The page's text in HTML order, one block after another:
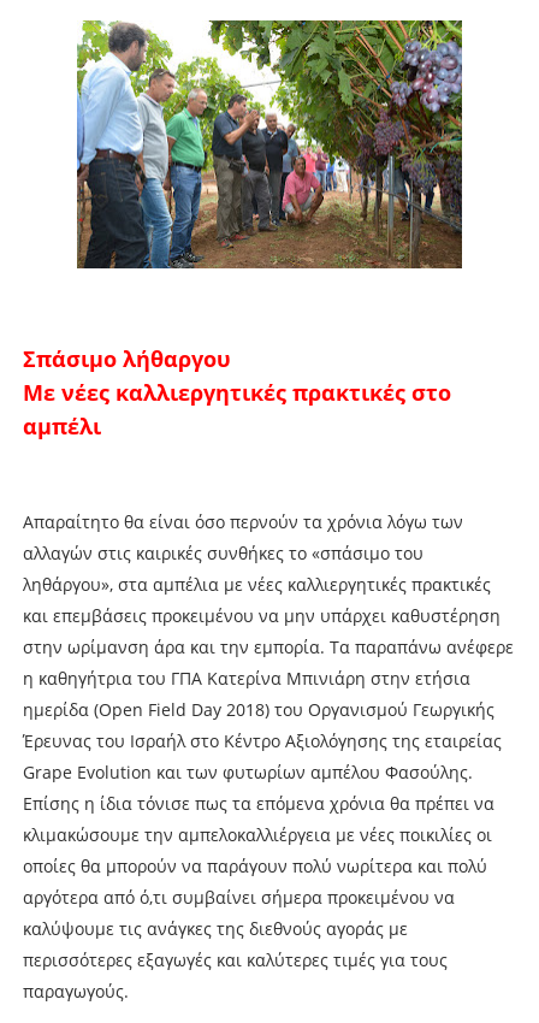
Σπάσιµο λήθαργου
Με νέες καλλιεργητικές πρακτικές στο
αµπέλι
Απαραίτητο θα είναι όσο περνούν τα χρόνια λόγω των
αλλαγών στις καιρικές συνθήκες το «σπάσιµο του
ληθάργου», στα αµπέλια µε νέες καλλιεργητικές πρακτικές
και επεµβάσεις προκειµένου να µην υπάρχει καθυστέρηση
στην ωρίµανση άρα και την εµπορία. Τα παραπάνω ανέφερε
η καθηγήτρια του ΓΠΑ Κατερίνα Μπινιάρη στην ετήσια
ηµερίδα (Open Field Day 2018) του Οργανισµού Γεωργικής
Έρευνας του Ισραήλ στο Κέντρο Αξιολόγησης της εταιρείας
Grape Evolution και των φυτωρίων αµπέλου Φασούλης.
Επίσης η ίδια τόνισε πως τα επόµενα χρόνια θα πρέπει να
κλιµακώσουµε την αµπελοκαλλιέργεια µε νέες ποικιλίες οι
οποίες θα µπορούν να παράγουν πολύ νωρίτερα και πολύ
αργότερα από ό,τι συµβαίνει σήµερα προκειµένου να
καλύψουµε τις ανάγκες της διεθνούς αγοράς µε
περισσότερες εξαγωγές και καλύτερες τιµές για τους
παραγωγούς.